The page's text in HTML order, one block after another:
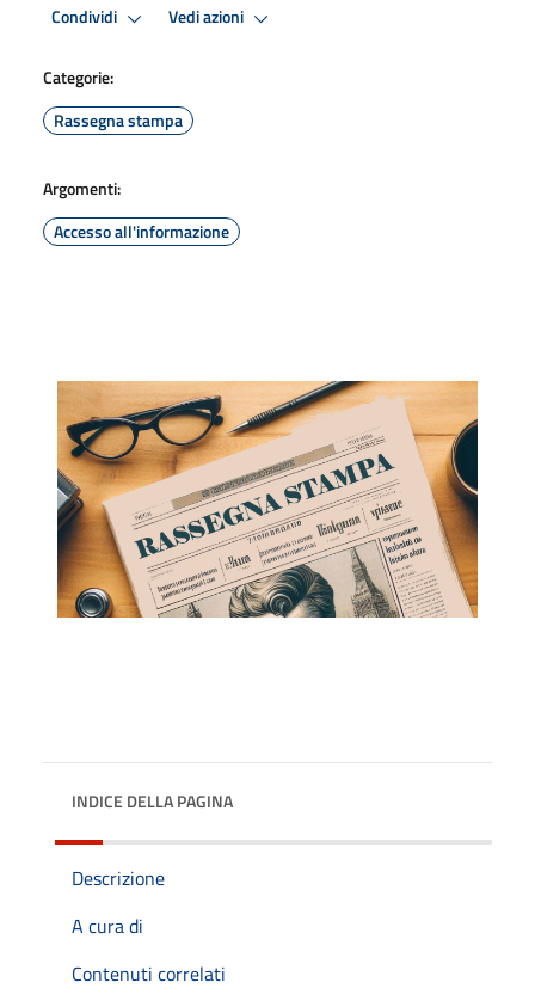
Condividi Vedi azioni
Categorie:
Rassegna stampa
Argomenti:
Accesso all'informazione
INDICE DELLA PAGINA
Descrizione
A cura di
Contenuti correlati